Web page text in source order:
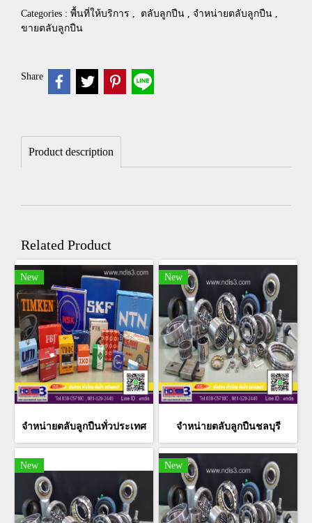
Categories : พื้นที่ให้บริการ ,
ตลับลูกปืน , จำหน่ายตลับลูกปืน ,
ขายตลับลูกปืน
Share
Product description
Related Product
New
จำหน่ายตลับลูกปืนทั่วประเทศ
New
จำหน่ายตลับลูกปืนชลบุรี
New New